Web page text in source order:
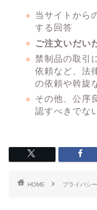
当サイトから
する回答
ご注文いだい
禁制品の取引
依頼など、法
の依頼や斡旋
その他、公序
認すべきでな
HOME プライバシ